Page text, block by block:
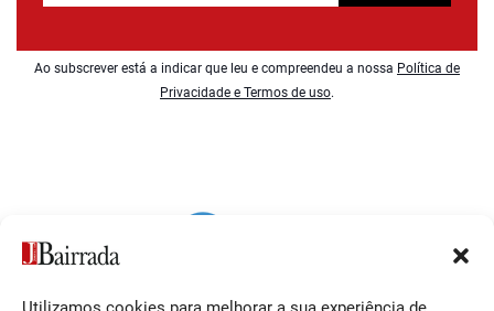
Ao subscrever está a indicar que leu e compreendeu a nossa Política de
Privacidade e Termos de uso.